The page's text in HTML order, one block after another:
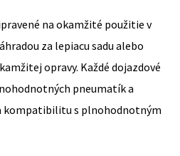
na okamžité použitie v
za lepiacu sadu alebo
opravy. Každé dojazdové
pneumatík a
kompatibilitu s plnohodnotným